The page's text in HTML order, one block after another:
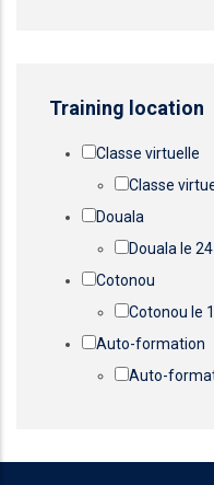
Training location
Classe virtuelle
Classe
Douala
Douala le
Cotonou
Cotonou le
Auto-formation
Auto-